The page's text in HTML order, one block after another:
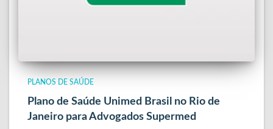
PLANOS DE SAÚDE
Plano de Saúde Unimed Brasil no Rio de
Janeiro para Advogados Supermed